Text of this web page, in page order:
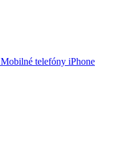
Mobilné telefóny iPhone